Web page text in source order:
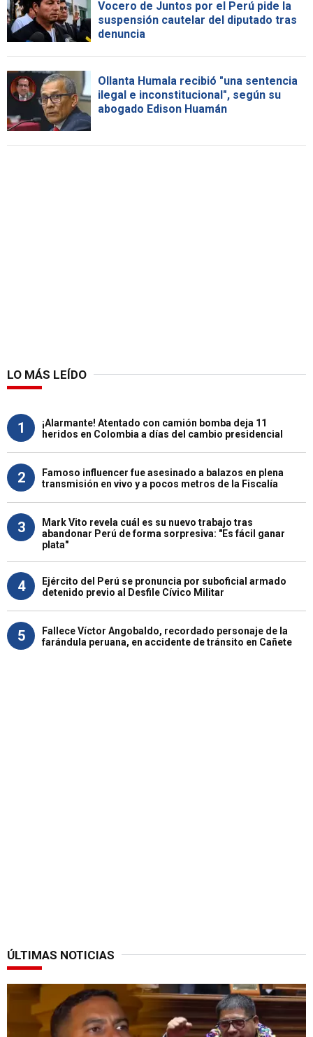
Vocero de Juntos por el Perú pide la
suspensión cautelar del diputado tras
denuncia
Ollanta Humala recibió "una sentencia
ilegal e inconstitucional", según su
abogado Edison Huamán
LO MÁS LEÍDO
1
¡Alarmante! Atentado con camión bomba deja 11
heridos en Colombia a días del cambio presidencial
2
Famoso influencer fue asesinado a balazos en plena
transmisión en vivo y a pocos metros de la Fiscalía
3
Mark Vito revela cuál es su nuevo trabajo tras
abandonar Perú de forma sorpresiva: "Es fácil ganar
plata"
4
Ejército del Perú se pronuncia por suboficial armado
detenido previo al Desfile Cívico Militar
5
Fallece Víctor Angobaldo, recordado personaje de la
farándula peruana, en accidente de tránsito en Cañete
ÚLTIMAS NOTICIAS